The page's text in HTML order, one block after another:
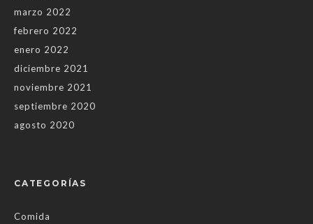
marzo 2022
febrero 2022
enero 2022
diciembre 2021
noviembre 2021
septiembre 2020
agosto 2020
CATEGORÍAS
Comida